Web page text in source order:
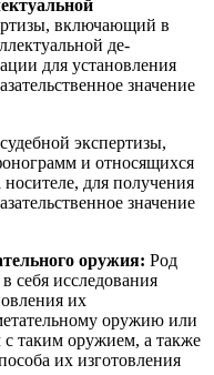
включающий в
де­
для установления
значение
экспертизы,
и относящихся
для получения
значе­ние
оружия: Род
себя исследования
их
оружию или
таким оружием, а также
их изготовления